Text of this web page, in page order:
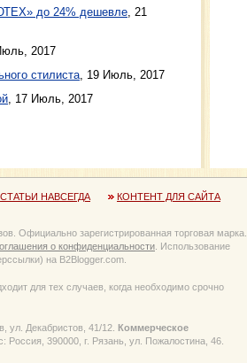
до 24% дешевле , 21
2017
стилиста, 19 Июль, 2017
, 17 Июль, 2017
СТАТЬИ НАВСЕГДА КОНТЕНТ ДЛЯ САЙТА
Официально зарегистрированная торговая марка.
о конфиденциальности. Использование
на B2Blogger.com.
для тех случаев, когда необходимо срочно
Декабристов, 41/12. Коммерческое
390000, г. Рязань, ул. Пожалостина, 46.